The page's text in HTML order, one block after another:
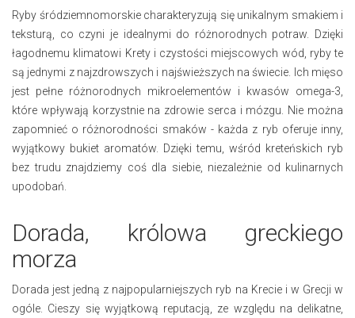
Ryby śródziemnomorskie charakteryzują się unikalnym smakiem i
teksturą, co czyni je idealnymi do różnorodnych potraw. Dzięki
łagodnemu klimatowi Krety i czystości miejscowych wód, ryby te
są jednymi z najzdrowszych i najświeższych na świecie. Ich mięso
jest pełne różnorodnych mikroelementów i kwasów omega-3,
które wpływają korzystnie na zdrowie serca i mózgu. Nie można
zapomnieć o różnorodności smaków - każda z ryb oferuje inny,
wyjątkowy bukiet aromatów. Dzięki temu, wśród kreteńskich ryb
bez trudu znajdziemy coś dla siebie, niezależnie od kulinarnych
upodobań.
Dorada, królowa greckiego
morza
Dorada jest jedną z najpopularniejszych ryb na Krecie i w Grecji w
ogóle. Cieszy się wyjątkową reputacją, ze względu na delikatne,